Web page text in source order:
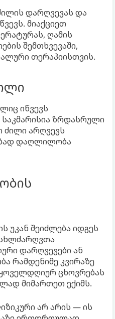
დარღვევას და
მიაქციეთ
ღამის
შემთხვევაში,
თერაპიისთვის.
იწვევს
ზრდასრული
ძილი არღვევს
დაღლილობა
შეიძლება იდგეს
დარღვევები ან
რამდენიმე კვირაზე
ცხოვრებას
მიმართეთ ექიმს.
არ არის — ის